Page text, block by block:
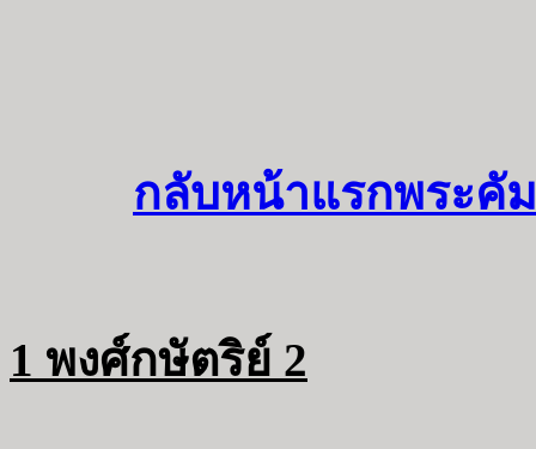
กลับหน้าแรกพระคั
1 พงศ์กษัตริย์ 2